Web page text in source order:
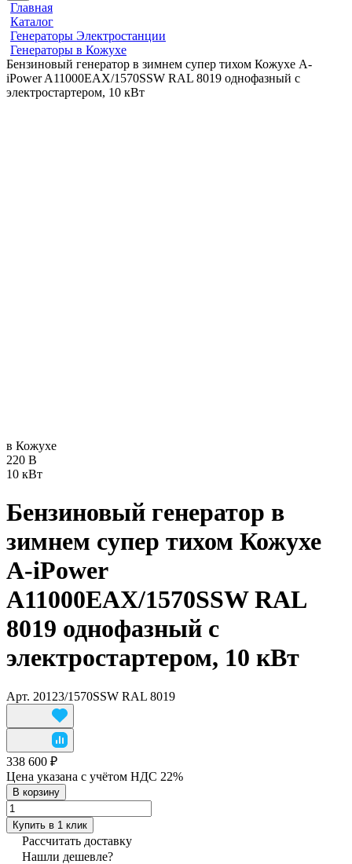
Главная
Каталог
Генераторы Электростанции
Генераторы в Кожухе
Бензиновый генератор в зимнем супер тихом Кожухе A-
iPower A11000EAX/1570SSW RAL 8019 однофазный с
электростартером, 10 кВт
в Кожухе
220 В
10 кВт
Бензиновый генератор в
зимнем супер тихом Кожухе
A-iPower
A11000EAX/1570SSW RAL
8019 однофазный с
электростартером, 10 кВт
Арт. 20123/1570SSW RAL 8019
338 600 ₽
Цена указана с учётом НДС 22%
В корзину
Купить в 1 клик
Рассчитать доставку
Нашли дешевле?